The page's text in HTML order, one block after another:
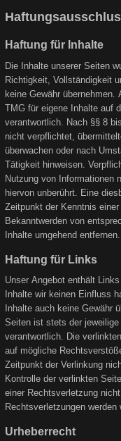
Haftung für Inhalte
Die Inhalte unserer Seiten
Richtigkeit, Vollständigkeit
keine Gewähr
TMG für eigene Inhalte auf
verantwortlich. Nach §§ 8
nicht verpflichtet,
überwachen oder nach
Tätigkeit hinweisen.
Nutzung von Informationen
hiervon unberührt. Eine
Zeitpunkt der Kenntnis
Bekanntwerden von
Inhalte umgehend entfernen.
Haftung für Links
Unser Angebot enthält
Inhalte wir keinen Einfluss
Inhalte auch keine Gewähr
Seiten ist stets der
verantwortlich. Die
auf mögliche
Zeitpunkt der Verlinkung
Kontrolle der verlinkten
einer Rechtsverletzung
Rechtsverletzungen
Urheberrecht